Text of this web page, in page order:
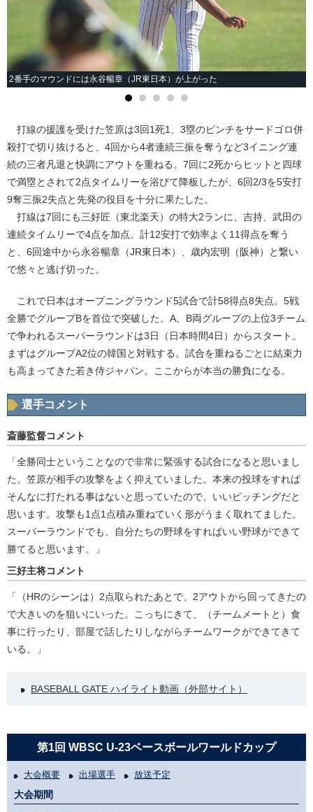
2番手のマウンドには永谷暢章（JR東日本）が上がった
打線の援護を受けた笠原は3回1死1、3塁のピンチをサードゴロ併
殺打で切り抜けると、4回から4者連続三振を奪うなど3イニング連
続の三者凡退と快調にアウトを重ねる。7回に2死からヒットと四球
で満塁とされて2点タイムリーを浴びて降板したが、6回2/3を5安打
9奪三振2失点と先発の役目を十分に果たした。
打線は7回にも三好匠（東北楽天）の特大2ランに、吉持、武田の
連続タイムリーで4点を加点。計12安打で効率よく11得点を奪う
と、6回途中から永谷暢章（JR東日本）、歳内宏明（阪神）と繋い
で悠々と逃げ切った。
これで日本はオープニングラウンド5試合で計58得点8失点。5戦
全勝でグループBを首位で突破した。A、B両グループの上位3チーム
で争われるスーパーラウンドは3日（日本時間4日）からスタート。
まずはグループA2位の韓国と対戦する。試合を重ねるごとに結束力
も高まってきた若き侍ジャパン。ここからが本当の勝負になる。
選手コメント
斎藤監督コメント
「全勝同士ということなので非常に緊張する試合になると思いまし
た。笠原が相手の攻撃をよく抑えていました。本来の投球をすれば
そんなに打たれる事はないと思っていたので、いいピッチングだと
思います。攻撃も1点1点積み重ねていく形がうまく取れてました。
スーパーラウンドでも、自分たちの野球をすればいい野球ができて
勝てると思います。」
三好主将コメント
「（HRのシーンは）2点取られたあとで、2アウトから回ってきたの
で大きいのを狙いにいった。こっちにきて、（チームメートと）食
事に行ったり、部屋で話したりしながらチームワークができてきて
いる。」
BASEBALL GATE ハイライト動画（外部サイト）
第1回 WBSC U-23ベースボールワールドカップ
大会概要 出場選手 放送予定
大会期間